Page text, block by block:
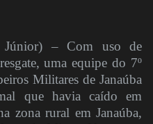
– Com uso de
uma equipe do 7º
Militares de Janaúba
que havia caído em
zona rural em Janaúba,